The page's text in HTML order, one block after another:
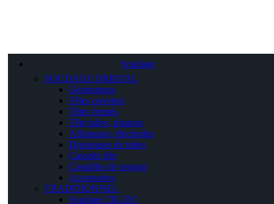
Soudage
SOUDAGE ORBITAL
Générateurs
Têtes ouvertes
Têtes fermés
Tête tubes, plaques
Affuteuses, électrodes
Dresseuses de tubes
Cassette tête
Coquilles de serrage
Accessoires
TRADITIONNEL
Soudage TIG DC